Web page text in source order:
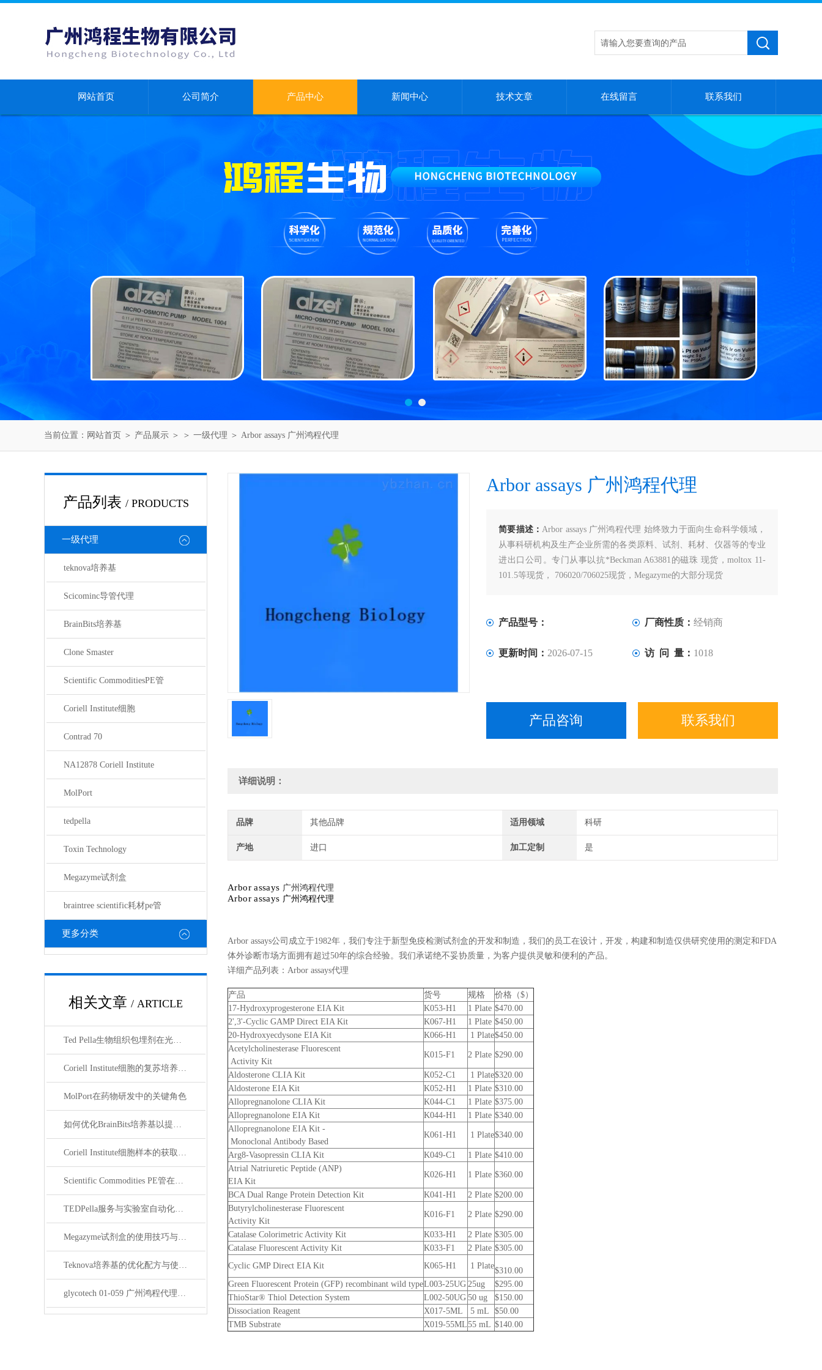
网站首页 公司简介 产品中心 新闻中心 技术文章 在线留言 联系我们
当前位置： 网站首页 ＞ 产品展示 ＞ ＞ 一级代理 ＞ Arbor assays 广州鸿程代理
产品列表 / PRODUCTS
一级代理
teknova培养基
Scicominc导管代理
BrainBits培养基
Clone Smaster
Scientific CommoditiesPE管
Coriell Institute细胞
Contrad 70
NA12878 Coriell Institute
MolPort
tedpella
Toxin Technology
Megazyme试剂盒
braintree scientific耗材pe管
更多分类
相关文章 / ARTICLE
Ted Pella生物组织包埋剂在光镜与电镜联用技术中的应用
Coriell Institute细胞的复苏培养与质量控制规范
MolPort在药物研发中的关键角色
如何优化BrainBits培养基以提高实验效果？
Coriell Institute细胞样本的获取与应用指南
Scientific Commodities PE管在环保实验中的作用
TEDPella服务与实验室自动化设备的整合
Megazyme试剂盒的使用技巧与实验优化方法
Teknova培养基的优化配方与使用技巧
glycotech 01-059 广州鸿程代理：开启糖生物学研究新征程
Arbor assays 广州鸿程代理
简要描述：Arbor assays 广州鸿程代理 始终致力于面向生命科学领域，
从事科研机构及生产企业所需的各类原料、试剂、耗材、仪器等的专业
进出口公司。专门从事以抗*Beckman A63881的磁珠 现货，moltox 11-
101.5等现货， 706020/706025现货，Megazyme的大部分现货
产品型号： 厂商性质： 经销商
更新时间： 2026-07-15 访 问 量： 1018
产品咨询 联系我们
详细说明：
品牌 其他品牌 适用领域 科研
产地 进口 加工定制 是
Arbor assays 广州鸿程代理
Arbor assays 广州鸿程代理
Arbor assays公司成立于1982年，我们专注于新型免疫检测试剂盒的开发和制造，我们的员工在设计，开发，构建和制造仅供研究使用的测定和FDA
体外诊断市场方面拥有超过50年的综合经验。我们承诺绝不妥协质量，为客户提供灵敏和便利的产品。
详细产品列表：Arbor assays代理
产品 货号 规格
价格（$）
17-Hydroxyprogesterone EIA Kit
K053-H1 1 Plate $470.00
2',3'-Cyclic GAMP Direct EIA Kit
K067-H1 1 Plate $450.00
20-Hydroxyecdysone EIA Kit
K066-H1 1 Plate$450.00
Acetylcholinesterase Fluorescent
Activity Kit
K015-F1 2 Plate $290.00
Aldosterone CLIA Kit K052-C1 1 Plate$320.00
Aldosterone EIA Kit
K052-H1 1 Plate $310.00
Allopregnanolone CLIA Kit
K044-C1 1 Plate $375.00
Allopregnanolone EIA Kit
K044-H1 1 Plate $340.00
Allopregnanolone EIA Kit -
Monoclonal Antibody Based
K061-H1 1 Plate$340.00
Arg8-Vasopressin CLIA Kit K049-C1 1 Plate $410.00
Atrial Natriuretic Peptide (ANP)
EIA Kit
K026-H1 1 Plate $360.00
BCA Dual Range Protein Detection Kit K041-H1 2 Plate $200.00
Butyrylcholinesterase Fluorescent
Activity Kit
K016-F1 2 Plate $290.00
Catalase Colorimetric Activity Kit K033-H1 2 Plate $305.00
Catalase Fluorescent Activity Kit
K033-F1 2 Plate $305.00
Cyclic GMP Direct EIA Kit
K065-H1 1 Plate
$310.00
Green Fluorescent Protein (GFP) recombinant wild typeL003-25UG 25ug
$295.00
ThioStar® Thiol Detection System
L002-50UG 50 ug
$150.00
Dissociation Reagent
X017-5ML 5 mL
$50.00
TMB Substrate
X019-55ML55 mL $140.00